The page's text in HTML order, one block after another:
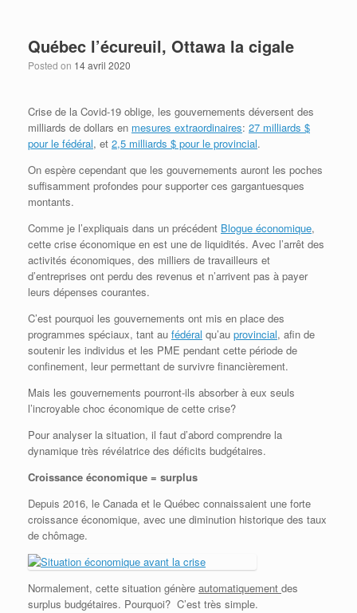
Québec l’écureuil, Ottawa la cigale
Posted on 14 avril 2020
Crise de la Covid-19 oblige, les gouvernements déversent des
milliards de dollars en mesures extraordinaires: 27 milliards $
pour le fédéral, et 2,5 milliards $ pour le provincial.
On espère cependant que les gouvernements auront les poches
suffisamment profondes pour supporter ces gargantuesques
montants.
Comme je l’expliquais dans un précédent Blogue économique,
cette crise économique en est une de liquidités. Avec l’arrêt des
activités économiques, des milliers de travailleurs et
d’entreprises ont perdu des revenus et n’arrivent pas à payer
leurs dépenses courantes.
C’est pourquoi les gouvernements ont mis en place des
programmes spéciaux, tant au fédéral qu’au provincial, afin de
soutenir les individus et les PME pendant cette période de
confinement, leur permettant de survivre financièrement.
Mais les gouvernements pourront-ils absorber à eux seuls
l’incroyable choc économique de cette crise?
Pour analyser la situation, il faut d’abord comprendre la
dynamique très révélatrice des déficits budgétaires.
Croissance économique = surplus
Depuis 2016, le Canada et le Québec connaissaient une forte
croissance économique, avec une diminution historique des taux
de chômage.
Normalement, cette situation génère automatiquement des
surplus budgétaires. Pourquoi? C’est très simple.